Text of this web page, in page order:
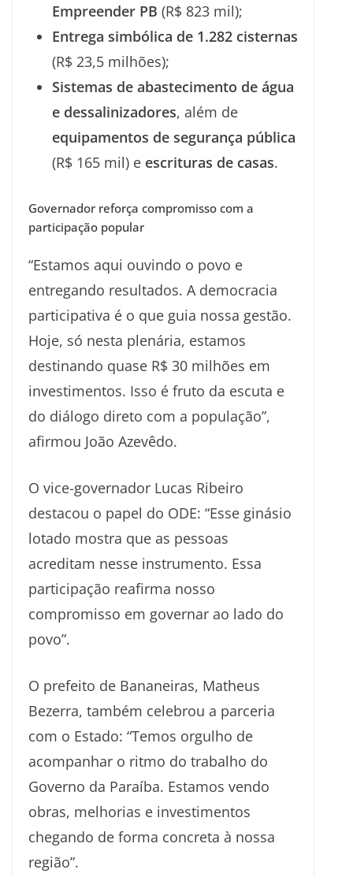
Empreender PB (R$ 823 mil);
Entrega simbólica de 1.282 cisternas
(R$ 23,5 milhões);
Sistemas de abastecimento de água
e dessalinizadores, além de
equipamentos de segurança pública
(R$ 165 mil) e escrituras de casas.
Governador reforça compromisso com a
participação popular
“Estamos aqui ouvindo o povo e
entregando resultados. A democracia
participativa é o que guia nossa gestão.
Hoje, só nesta plenária, estamos
destinando quase R$ 30 milhões em
investimentos. Isso é fruto da escuta e
do diálogo direto com a população”,
afirmou João Azevêdo.
O vice-governador Lucas Ribeiro
destacou o papel do ODE: “Esse ginásio
lotado mostra que as pessoas
acreditam nesse instrumento. Essa
participação reafirma nosso
compromisso em governar ao lado do
povo”.
O prefeito de Bananeiras, Matheus
Bezerra, também celebrou a parceria
com o Estado: “Temos orgulho de
acompanhar o ritmo do trabalho do
Governo da Paraíba. Estamos vendo
obras, melhorias e investimentos
chegando de forma concreta à nossa
região”.